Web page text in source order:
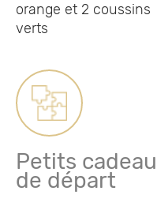
orange et 2 coussins
verts
Petits
de départ